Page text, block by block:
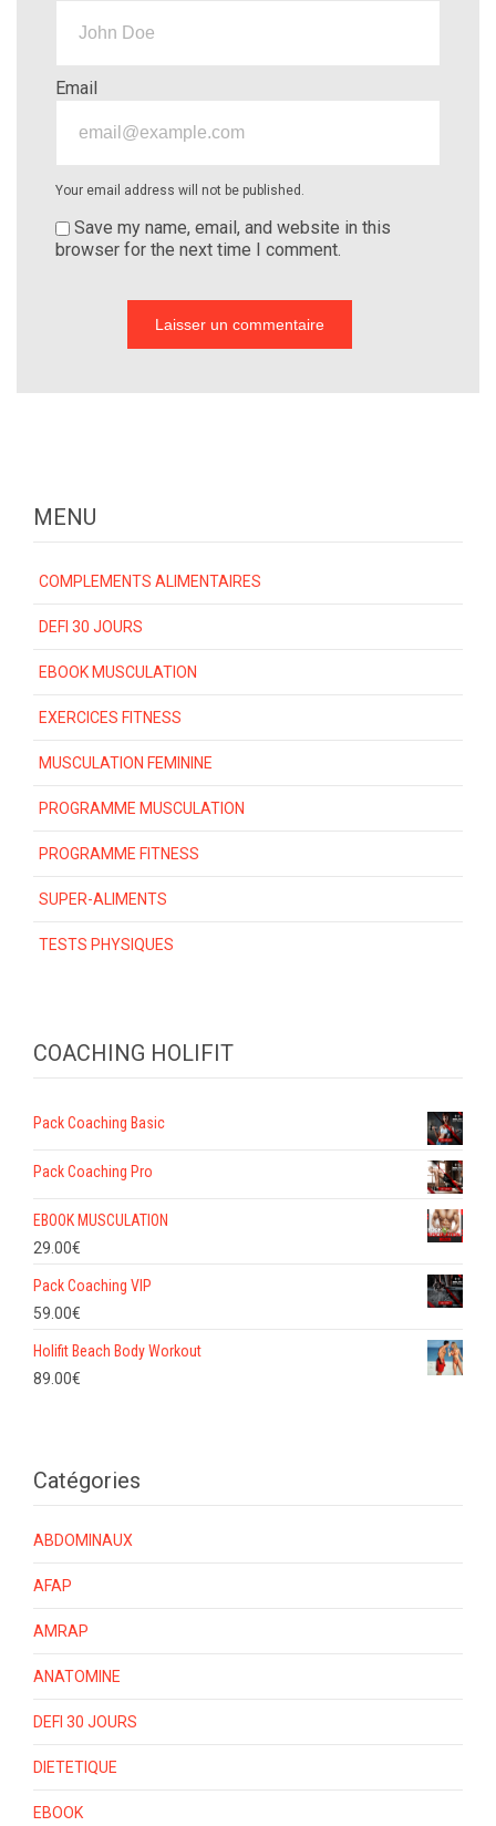
Email
Your email address will not be published.
Save my name, email, and website in this
browser for the next time I comment.
MENU
COMPLEMENTS ALIMENTAIRES
DEFI 30 JOURS
EBOOK MUSCULATION
EXERCICES FITNESS
MUSCULATION FEMININE
PROGRAMME MUSCULATION
PROGRAMME FITNESS
SUPER-ALIMENTS
TESTS PHYSIQUES
COACHING HOLIFIT
Pack Coaching Basic
Pack Coaching Pro
EBOOK MUSCULATION
29.00€
Pack Coaching VIP
59.00€
Holifit Beach Body Workout
89.00€
Catégories
ABDOMINAUX
AFAP
AMRAP
ANATOMINE
DEFI 30 JOURS
DIETETIQUE
EBOOK